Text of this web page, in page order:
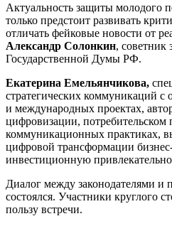
Актуальность защиты молодого
только предстоит развивать
отличать фейковые новости от
Александр Солонкин, советник
Государственной Думы РФ.
Екатерина Емельянчикова,
стратегических коммуникаций
и международных проектах,
цифровизации,
коммуникационных практиках,
цифровой трансформации
инвестиционную
Диалог между законодателями и
состоялся. Участники круглого
пользу встречи.